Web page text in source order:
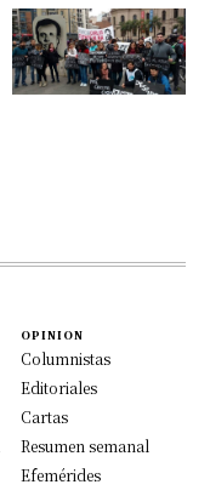
OPINION
Columnistas
Editoriales
Cartas
Resumen semanal
Efemérides